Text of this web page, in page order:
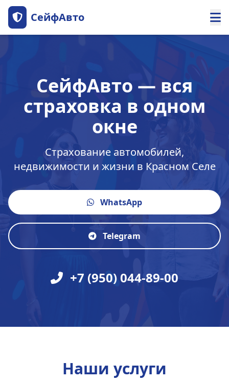
СейфАвто
СейфАвто — вся
страховка в одном
окне
Страхование автомобилей,
недвижимости и жизни в Красном Селе
WhatsApp
Telegram
+7 (950) 044-89-00
Наши услуги